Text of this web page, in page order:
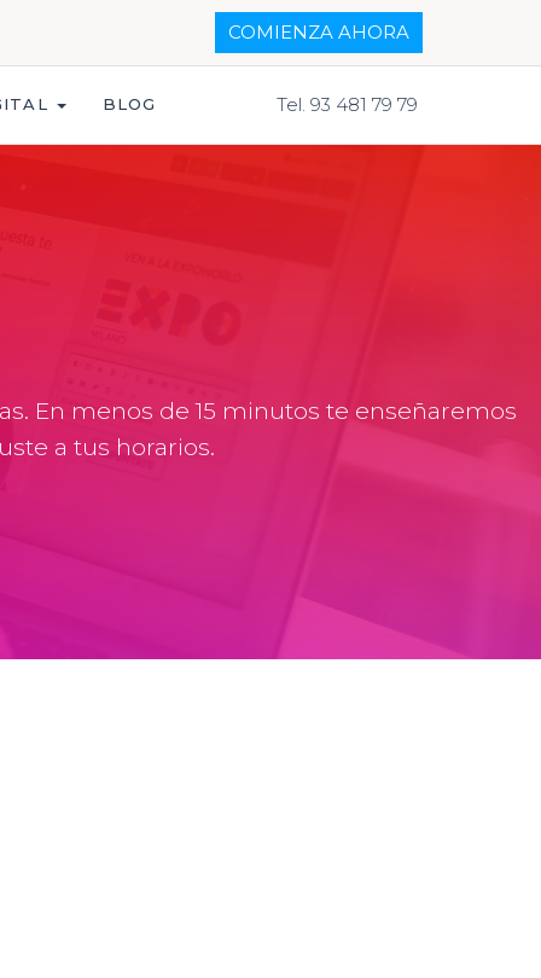
COMIENZA AHORA
BLOG Tel. 93 481 79 79
En menos de 15 minutos te enseñaremos
a tus horarios.